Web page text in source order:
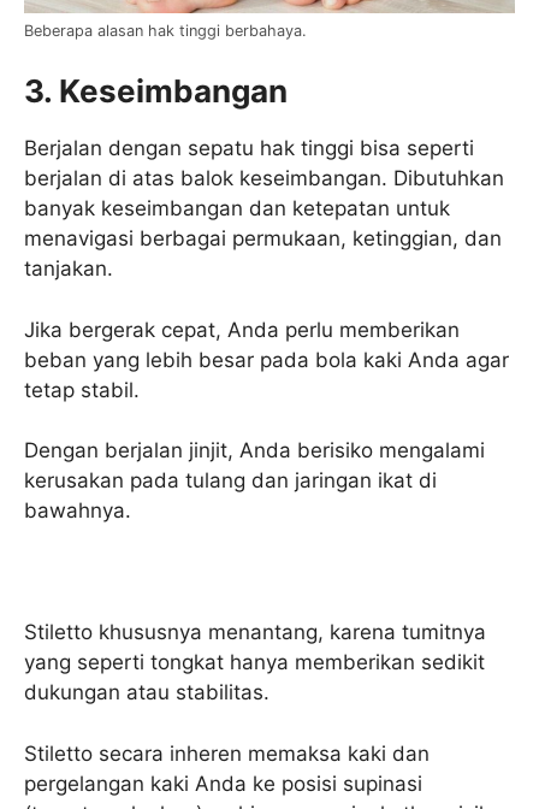
Beberapa alasan hak tinggi berbahaya.
3. Keseimbangan
Berjalan dengan sepatu hak tinggi bisa seperti
berjalan di atas balok keseimbangan. Dibutuhkan
banyak keseimbangan dan ketepatan untuk
menavigasi berbagai permukaan, ketinggian, dan
tanjakan.
Jika bergerak cepat, Anda perlu memberikan
beban yang lebih besar pada bola kaki Anda agar
tetap stabil.
Dengan berjalan jinjit, Anda berisiko mengalami
kerusakan pada tulang dan jaringan ikat di
bawahnya.
Stiletto khususnya menantang, karena tumitnya
yang seperti tongkat hanya memberikan sedikit
dukungan atau stabilitas.
Stiletto secara inheren memaksa kaki dan
pergelangan kaki Anda ke posisi supinasi